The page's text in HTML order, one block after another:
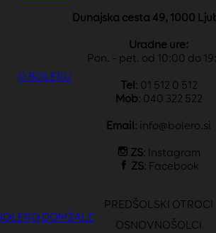
O BOLERU
DOMŽALE
Dunajska cesta 49, 1000
Uradne ure:
Pon. - pet. od 10:00 do
Tel : 01 512 0 512
Mob: 040 322 522
Email : info@bolero.si
ZS: Instagram
ZS: Facebook
PREDŠOLSKI OTROCI
OSNOVNOŠOLCI